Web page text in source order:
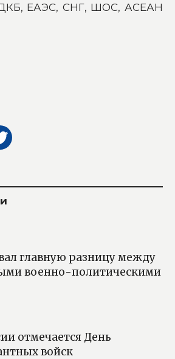
ЕАЭС, СНГ, ШОС, АСЕАН
главную разницу между
военно-политическими
отмечается День
войск